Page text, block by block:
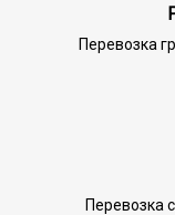
Перевозка
Перевозка